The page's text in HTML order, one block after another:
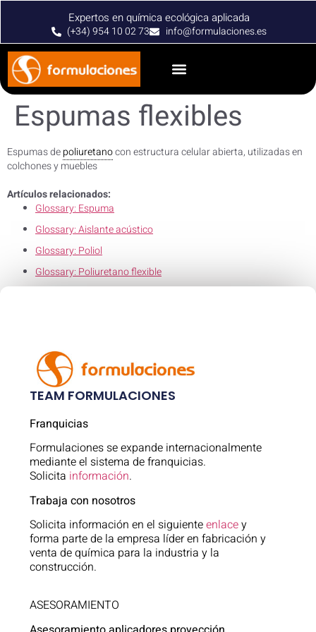
Expertos en química ecológica aplicada
(+34) 954 10 02 73 info@formulaciones.es
Espumas flexibles
Espumas depoliuretanocon estructura celular abierta, utilizadas en
colchones y muebles
Artículos relacionados:
Glossary: Espuma
Glossary: Aislante acústico
Glossary: Poliol
Glossary: Poliuretano flexible
TEAM FORMULACIONES
Franquicias
Formulaciones se expande internacionalmente
mediante el sistema de franquicias.
Solicita información.
Trabaja con nosotros
Solicita información en el siguienteenlacey
forma parte de la empresa líder en fabricación y
venta de química para la industria y la
construcción.
ASESORAMIENTO